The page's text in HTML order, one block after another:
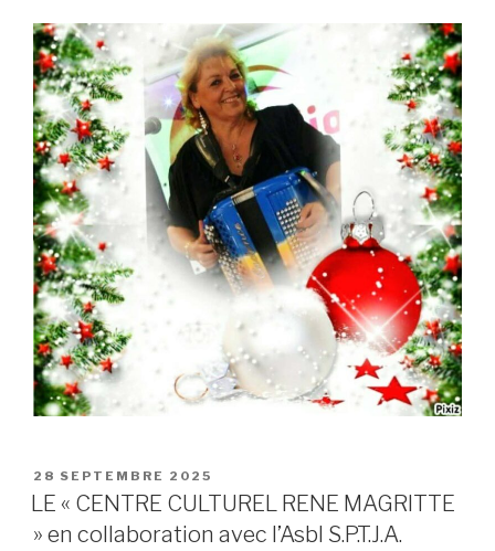
POSTED
ON
28 SEPTEMBRE 2025
LE « CENTRE CULTUREL RENE MAGRITTE
» en collaboration avec l’Asbl S.P.T.J.A.